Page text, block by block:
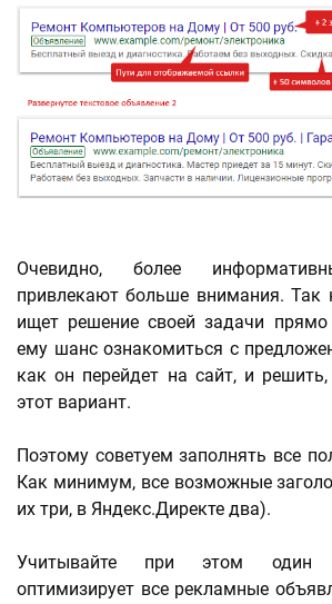
Очевидно, более
привлекают больше внимания. Так
ищет решение своей задачи прямо
ему шанс ознакомиться с
как он перейдет на сайт, и
этот вариант.
Поэтому советуем заполнять все
Как минимум, все возможные
их три, в Яндекс.Директе два).
Учитывайте при этом один
оптимизирует все рекламные